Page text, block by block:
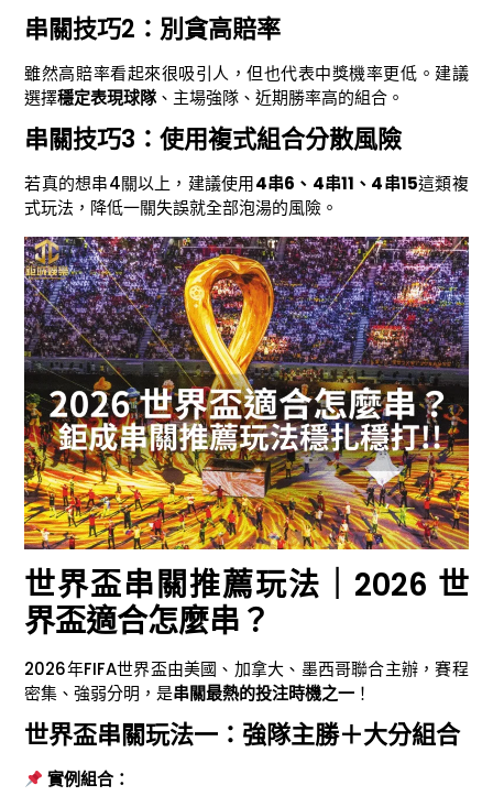
串關技巧2：別貪高賠率
雖然高賠率看起來很吸引人，但也代表中獎機率更低。建議
選擇穩定表現球隊、主場強隊、近期勝率高的組合。
串關技巧3：使用複式組合分散風險
若真的想串4關以上，建議使用4串6、4串11、4串15這類複
式玩法，降低一關失誤就全部泡湯的風險。
世界盃串關推薦玩法｜2026 世
界盃適合怎麼串？
2026年FIFA世界盃由美國、加拿大、墨西哥聯合主辦，賽程
密集、強弱分明，是串關最熱的投注時機之一 ！
世界盃串關玩法一：強隊主勝＋大分組合
實例組合：